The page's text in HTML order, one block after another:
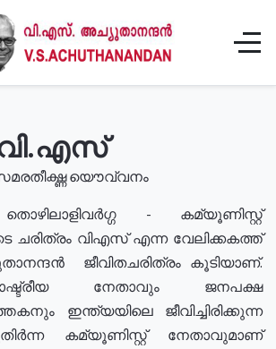
യൌവ്വനം
- കമ്യൂണിസ്റ്റ്
ചരിത്രം വിഎസ് എന്ന വേലിക്കകത്ത്
ജീവിതചരിത്രം കൂടിയാണ്.
നേതാവും ജനപക്ഷ
ഇന്ത്യയിലെ ജീവിച്ചിരിക്കുന്ന
കമ്യൂണിസ്റ്റ് നേതാവുമാണ്